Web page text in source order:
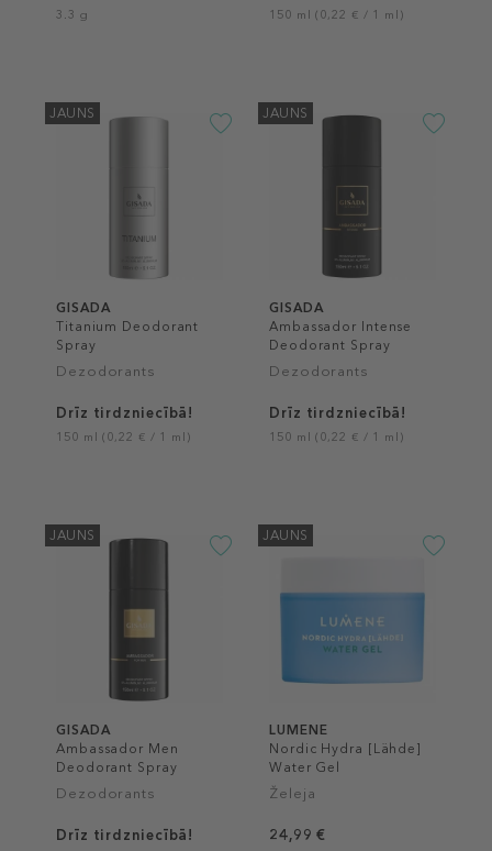
3.3 g 150 ml (0,22 € / 1 ml)
JAUNS
GISADA
Titanium Deodorant
Spray
Dezodorants
Drīz tirdzniecībā!
150 ml (0,22 € / 1 ml)
JAUNS
GISADA
Ambassador Intense
Deodorant Spray
Dezodorants
Drīz tirdzniecībā!
150 ml (0,22 € / 1 ml)
JAUNS
GISADA
Ambassador Men
Deodorant Spray
Dezodorants
Drīz tirdzniecībā!
JAUNS
LUMENE
Nordic Hydra [Lähde]
Water Gel
Želeja
24,99 €